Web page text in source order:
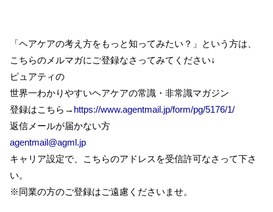
「ヘアケアの考え方をもっと知ってみたい？」という方は、
こちらのメルマガにご登録なさってみてください↓
ピュアティの
世界一わかりやすいヘアケアの常識・非常識マガジン
登録はこちら→ https://www.agentmail.jp/form/pg/5176/1/
返信メールが届かない方
agentmail@agml.jp
キャリア設定で、こちらのアドレスを受信許可なさって下さ
い。
※同業の方のご登録はご遠慮くださいませ。